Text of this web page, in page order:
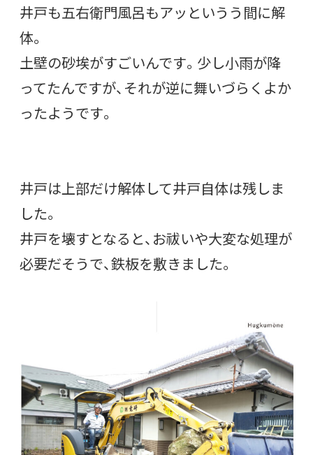
井戸も五右衛門風呂もアッというう間に解
体。
土壁の砂埃がすごいんです。少し小雨が降
ってたんですが、それが逆に舞いづらくよか
ったようです。
井戸は上部だけ解体して井戸自体は残しま
した。
井戸を壊すとなると、お祓いや大変な処理が
必要だそうで、鉄板を敷きました。